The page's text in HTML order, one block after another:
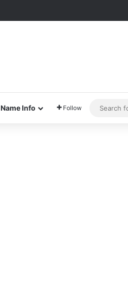
Name Info Follow